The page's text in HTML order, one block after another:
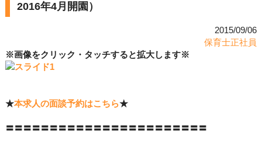
2016年4月開園）
2015/09/06
保育士正社員
※画像をクリック・タッチすると拡大します※
★本求人の面談予約はこちら★
〓〓〓〓〓〓〓〓〓〓〓〓〓〓〓〓〓〓〓〓〓〓〓